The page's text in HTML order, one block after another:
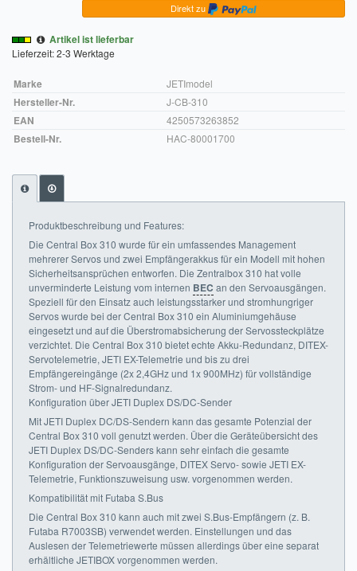
AGB und Kundeninformationen
Hinweise zur Batterieentsorgung
Impressum
ÜBER UNS
Was wir bieten
Unsere Philosophie
KONTAKT
MEIN KONTO
WARENKORB
Direkt zu
Artikel ist lieferbar
Lieferzeit: 2-3 Werktage
Marke JETImodel
Hersteller-Nr. J-CB-310
EAN 4250573263852
Bestell-Nr. HAC-80001700
Produktbeschreibung und Features:
Die Central Box 310 wurde für ein umfassendes Management
mehrerer Servos und zwei Empfängerakkus für ein Modell mit hohen
Sicherheitsansprüchen entworfen. Die Zentralbox 310 hat volle
unverminderte Leistung vom internen BEC an den Servoausgängen.
Speziell für den Einsatz auch leistungsstarker und stromhungriger
Servos wurde bei der Central Box 310 ein Aluminiumgehäuse
eingesetzt und auf die Überstromabsicherung der Servossteckplätze
verzichtet. Die Central Box 310 bietet echte Akku-Redundanz, DITEX-
Servotelemetrie, JETI EX-Telemetrie und bis zu drei
Empfängereingänge (2x 2,4GHz und 1x 900MHz) für vollständige
Strom- und HF-Signalredundanz.
Konfiguration über JETI Duplex DS/DC-Sender
Mit JETI Duplex DC/DS-Sendern kann das gesamte Potenzial der
Central Box 310 voll genutzt werden. Über die Geräteübersicht des
JETI Duplex DS/DC-Senders kann sehr einfach die gesamte
Konfiguration der Servoausgänge, DITEX Servo- sowie JETI EX-
Telemetrie, Funktionszuweisung usw. vorgenommen werden.
Kompatibilität mit Futaba S.Bus
Die Central Box 310 kann auch mit zwei S.Bus-Empfängern (z. B.
Futaba R7003SB) verwendet werden. Einstellungen und das
Auslesen der Telemetriewerte müssen allerdings über eine separat
erhältliche JETIBOX vorgenommen werden.